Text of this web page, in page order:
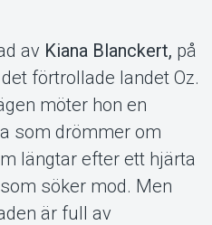
av Kiana Blanckert, på
förtrollade landet Oz.
möter hon en
som drömmer om
längtar efter ett hjärta
söker mod. Men
är full av